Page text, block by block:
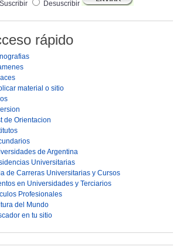
Suscribir Desuscribir
rápido
material o sitio
de Orientacion
de Argentina
Universitarias
de Carreras Universitarias y Cursos
en Universidades y Terciarios
Profesionales
del Mundo
en tu sitio